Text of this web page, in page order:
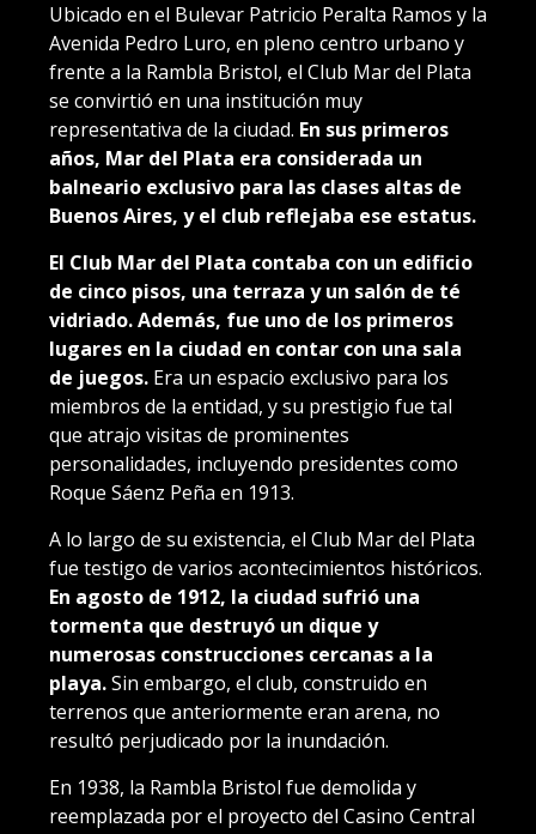
Ubicado en el Bulevar Patricio Peralta Ramos y la
Avenida Pedro Luro, en pleno centro urbano y
frente a la Rambla Bristol, el Club Mar del Plata
se convirtió en una institución muy
representativa de la ciudad. En sus primeros
años, Mar del Plata era considerada un
balneario exclusivo para las clases altas de
Buenos Aires, y el club reflejaba ese estatus.
El Club Mar del Plata contaba con un edificio
de cinco pisos, una terraza y un salón de té
vidriado. Además, fue uno de los primeros
lugares en la ciudad en contar con una sala
de juegos. Era un espacio exclusivo para los
miembros de la entidad, y su prestigio fue tal
que atrajo visitas de prominentes
personalidades, incluyendo presidentes como
Roque Sáenz Peña en 1913.
A lo largo de su existencia, el Club Mar del Plata
fue testigo de varios acontecimientos históricos.
En agosto de 1912, la ciudad sufrió una
tormenta que destruyó un dique y
numerosas construcciones cercanas a la
playa.Sin embargo, el club, construido en
terrenos que anteriormente eran arena, no
resultó perjudicado por la inundación.
En 1938, la Rambla Bristol fue demolida y
reemplazada por el proyecto del Casino Central